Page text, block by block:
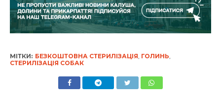
МІТКИ: БЕЗКОШТОВНА СТЕРИЛІЗАЦІЯ ГОЛИНЬ
СТЕРИЛІЗАЦІЯ СОБАК